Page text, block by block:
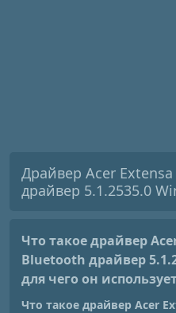
Драйвер Acer
драйвер 5.1.2535.0
Что такое драйвер
Bluetooth драйвер
для чего он
Что такое драйвер Acer